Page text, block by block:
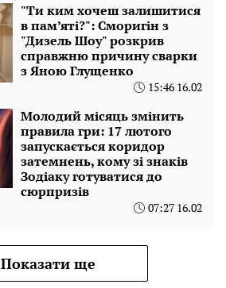
"Ти ким хочеш залишитися
в пам’яті?": Сморигін з
"Дизель Шоу" розкрив
справжню причину сварки
з Яною Глущенко
15:46 16.02
Молодий місяць змінить
правила гри: 17 лютого
запускається коридор
затемнень, кому зі знаків
Зодіаку готуватися до
сюрпризів
07:27 16.02
Показати ще